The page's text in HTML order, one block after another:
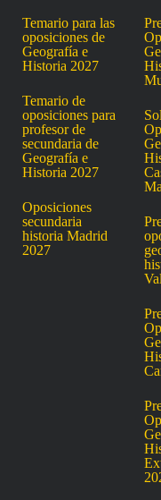
Temario para las
oposiciones de
Geografía e
Historia 2027
Temario de
oposiciones para
profesor de
secundaria de
Geografía e
Historia 2027
Oposiciones
secundaria
historia Madrid
2027